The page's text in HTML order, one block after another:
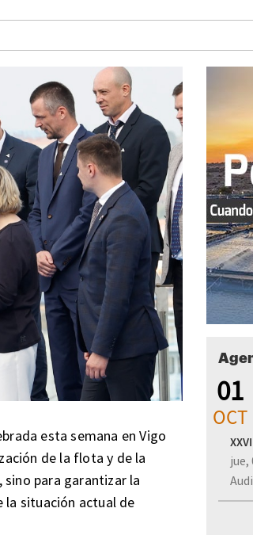
esta semana en Vigo
de la flota y de la
para garantizar la
situación actual de
01
OCT
jue,